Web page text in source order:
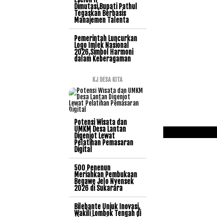
Dimutasi,Bupati Pathul
Tegaskan Berbasis
Manajemen Talenta
Pemerintah Luncurkan
Logo Imlek Nasional
2026,Simbol Harmoni
dalam Keberagaman
KJ DESA KITA
Potensi Wisata dan
UMKM Desa Lantan
Digenjot Lewat
Pelatihan Pemasaran
Digital
500 Penenun
Meriahkan Pembukaan
Begawe Jelo Nyensek
2026 di Sukarara
Bilebante Unjuk Inovasi,
Wakili Lombok Tengah di